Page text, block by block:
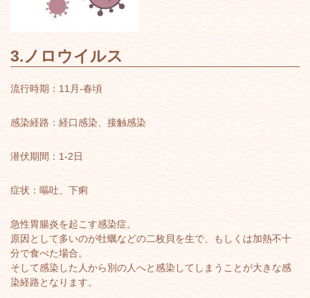
3.ノロウイルス
流行時期：11月-春頃
感染経路：経口感染、接触感染
潜伏期間：1-2日
症状：嘔吐、下痢
急性胃腸炎を起こす感染症。
原因として多いのが牡蠣などの二枚貝を生で、もしくは加熱不十
分で食べた場合。
そして感染した人から別の人へと感染してしまうことが大きな感
染経路となります。